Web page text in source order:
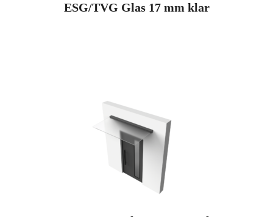
ESG/TVG Glas 17 mm klar